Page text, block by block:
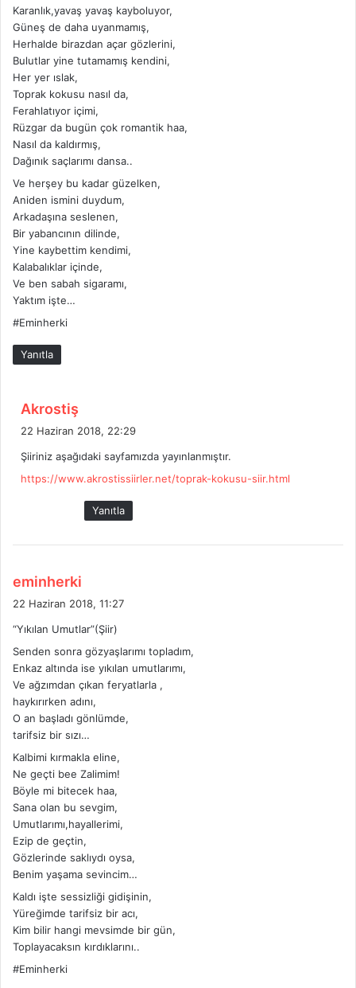
k
i
:
Karanlık,yavaş yavaş kayboluyor,
Güneş de daha uyanmamış,
Herhalde birazdan açar gözlerini,
Bulutlar yine tutamamış kendini,
Her yer ıslak,
Toprak kokusu nasıl da,
Ferahlatıyor içimi,
Rüzgar da bugün çok romantik haa,
Nasıl da kaldırmış,
Dağınık saçlarımı dansa..
Ve herşey bu kadar güzelken,
Aniden ismini duydum,
Arkadaşına seslenen,
Bir yabancının dilinde,
Yine kaybettim kendimi,
Kalabalıklar içinde,
Ve ben sabah sigaramı,
Yaktım işte…
#Eminherki
Yanıtla
Akrostiş
e
i
k
22 Haziran 2018, 22:29
Şiiriniz aşağıdaki sayfamızda yayınlanmıştır.
https://www.akrostissiirler.net/toprak-kokusu-siir.html
Yanıtla
eminherki
e
i
k
i
:
22 Haziran 2018, 11:27
“Yıkılan Umutlar”(Şiir)
Senden sonra gözyaşlarımı topladım,
Enkaz altında ise yıkılan umutlarımı,
Ve ağzımdan çıkan feryatlarla ,
haykırırken adını,
O an başladı gönlümde,
tarifsiz bir sızı…
Kalbimi kırmakla eline,
Ne geçti bee Zalimim!
Böyle mi bitecek haa,
Sana olan bu sevgim,
Umutlarımı,hayallerimi,
Ezip de geçtin,
Gözlerinde saklıydı oysa,
Benim yaşama sevincim…
Kaldı işte sessizliği gidişinin,
Yüreğimde tarifsiz bir acı,
Kim bilir hangi mevsimde bir gün,
Toplayacaksın kırdıklarını..
#Eminherki